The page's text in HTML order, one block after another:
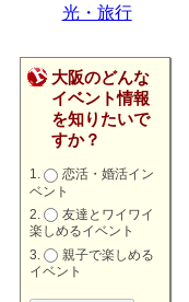
光・旅行
大阪のどんな
イベント情報
を知りたいで
すか？
恋活・婚活イン
ベント
友達とワイワイ
楽しめるイベント
親子で楽しめる
イベント